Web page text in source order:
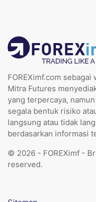
FOREXimf.com
Mitra Futures
yang terpercaya,
segala bentuk risiko
langsung atau tidak
berdasarkan informasi
© 2026 - FOREXimf -
reserved.